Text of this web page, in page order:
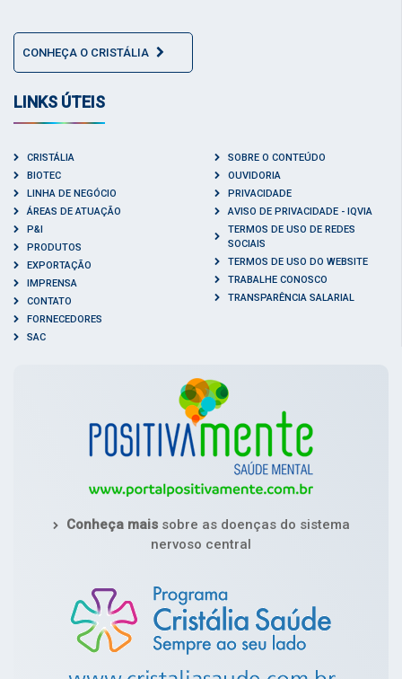
CONHEÇA O CRISTÁLIA
LINKS ÚTEIS
CRISTÁLIA
BIOTEC
LINHA DE NEGÓCIO
ÁREAS DE ATUAÇÃO
P&I
PRODUTOS
EXPORTAÇÃO
IMPRENSA
CONTATO
FORNECEDORES
SAC
SOBRE O CONTEÚDO
OUVIDORIA
PRIVACIDADE
AVISO DE PRIVACIDADE - IQVIA
TERMOS DE USO DE REDES
SOCIAIS
TERMOS DE USO DO WEBSITE
TRABALHE CONOSCO
TRANSPARÊNCIA SALARIAL
Conheça maissobre as doenças do sistema
nervoso central